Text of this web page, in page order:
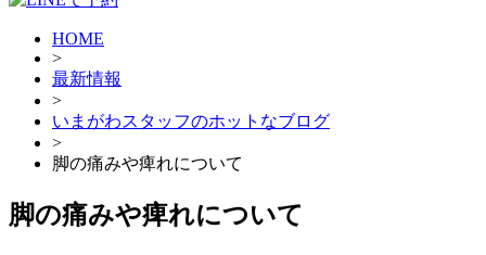
HOME
>
最新情報
>
いまがわスタッフのホットなブログ
>
脚の痛みや痺れについて
脚の痛みや痺れについて